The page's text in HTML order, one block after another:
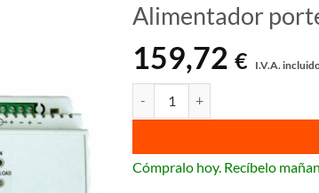
Alimentador
159,72 € I.V.A.
Cómpralo hoy. Recíbelo